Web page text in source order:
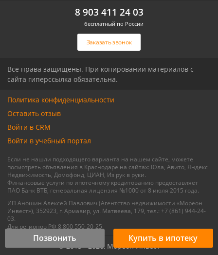
Позвонить Купить в ипотеку
Заказать звонок
8 903 411 24 03
бесплатный по России
Все права защищены. При копировании материалов с
сайта гиперссылка обязательна.
Если не нашли подходящего варианта на нашем сайте, можете
посмотреть объявления в Краснодаре на сайтах: Юла, Авито, Яндекс
Недвижимость, Домофонд, ЦИАН, Из рук в руки.
Финансовые услуги по ипотечному кредитованию предоставляет
ПАО Банк ВТБ, генеральная лицензия №1000 от 8 июля 2015 года.
ИП Аношин Алексей Павлович (Агентство недвижимости «Мореон
Инвест»), 352923, г. Армавир, ул. Матвеева, 179, тел.: +7 (861) 944-24-
03.
Для регионов РФ 8 800 550-20-25
© 2015 - 2026, Мореон Инвест
Политика конфиденциальности
Оставить отзыв
Войти в CRM
Войти в учебный портал